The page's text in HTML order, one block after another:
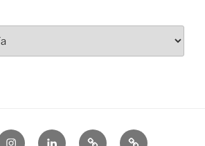
InstagramLinkedinThreadsBluesky